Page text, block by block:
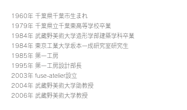
1960年 千葉県千葉市生まれ
1979年 千葉県立千葉東高等学校卒業
1984年 武蔵野美術大学造形学部建築学科卒業
1984年 東京工業大学坂本一成研究室研究生
1985年 第一工房
1995年 第一工房設計部長
2003年 fuse-atelier設立
2004年 武蔵野美術大学助教授
2006年 武蔵野美術大学教授